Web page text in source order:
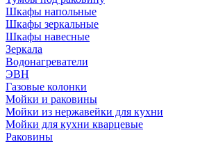
Шкафы напольные
Шкафы зеркальные
Шкафы навесные
Зеркала
Водонагреватели
ЭВН
Газовые колонки
Мойки и раковины
Мойки из нержавейки для кухни
Мойки для кухни кварцевые
Раковины